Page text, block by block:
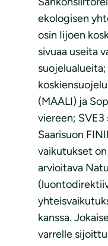
ekologisen
osin Iijoen
sivuaa useita
(MAALI) ja
viereen; SVE3
Saarisuon
vaikutukset
arvioitava
kanssa.
varrelle